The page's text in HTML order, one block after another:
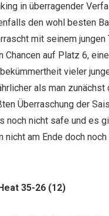
in überragender
den wohl besten
mit seinem jungen
Chancen auf Platz 6,
vieler
als man zunächst
Überraschung der
noch nicht safe und es
nicht am Ende doch
35-26 (12)